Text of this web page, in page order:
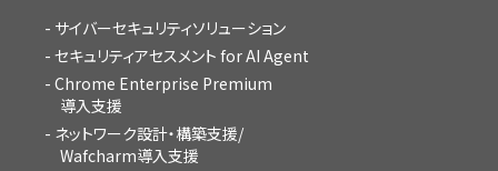
サイバーセキュリティソリューション
セキュリティアセスメント for AI Agent
Chrome Enterprise Premium
導入支援
ネットワーク設計・構築支援/
Wafcharm導入支援